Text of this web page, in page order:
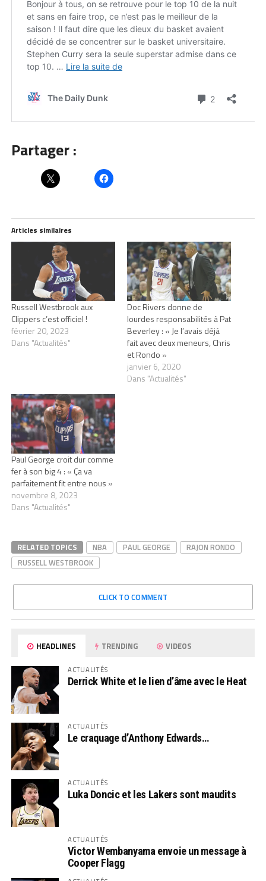
Partager :
Articles similaires
Russell Westbrook aux
Clippers c’est officiel !
février 20, 2023
Dans "Actualités"
Doc Rivers donne de
lourdes responsabilités à Pat
Beverley : « Je l’avais déjà
fait avec deux meneurs, Chris
et Rondo »
janvier 6, 2020
Dans "Actualités"
Paul George croit dur comme
fer à son big 4 : « Ça va
parfaitement fit entre nous »
novembre 8, 2023
Dans "Actualités"
RELATED TOPICS NBA PAUL GEORGE
RAJON RONDO
RUSSELL WESTBROOK
CLICK TO COMMENT
HEADLINES TRENDING VIDEOS
ACTUALITÉS
Derrick White et le lien d’âme avec le Heat
ACTUALITÉS
Le craquage d’Anthony Edwards…
ACTUALITÉS
Luka Doncic et les Lakers sont maudits
ACTUALITÉS
Victor Wembanyama envoie un message à
Cooper Flagg